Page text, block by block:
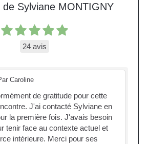
de Sylviane MONTIGNY
24 avis
Caroline
de gratitude pour cette
J'ai contacté Sylviane en
la première fois. J'avais besoin
tenir face au contexte actuel et
intérieure. Merci pour ses